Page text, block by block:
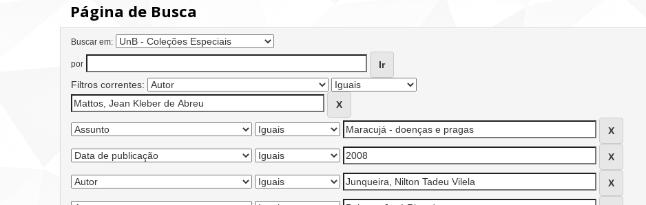
Página de Busca
Buscar em:
por
Filtros correntes: